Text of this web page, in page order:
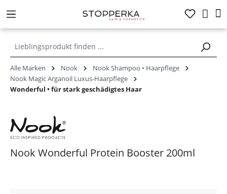
springen
Alle Marken Nook
Nook Shampoo • Haarpflege
Nook Magic Arganoil Luxus-Haarpflege
Wonderful • für stark geschädigtes Haar
Nook Wonderful Protein Booster 200ml